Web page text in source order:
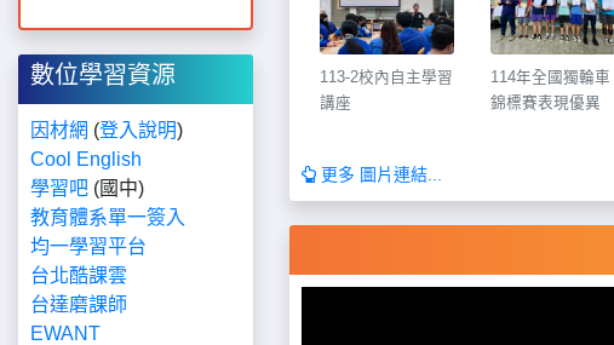
數位學習資源
因材網 (登入說明)
Cool English
學習吧 (國中)
教育體系單一簽入
均一學習平台
台北酷課雲
台達磨課師
EWANT
113-2校內自主學習
講座
114年全國獨輪車
錦標賽表現優異
更多 圖片連結...